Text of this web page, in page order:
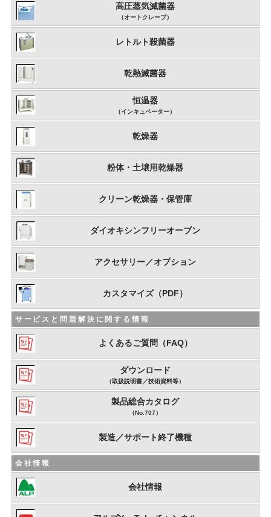
高圧蒸気滅菌器
（オートクレーブ）
レトルト殺菌器
乾熱滅菌器
恒温器
（インキュベーター）
乾燥器
粉体・土壌用乾燥器
クリーン乾燥器・保管庫
ダイオキシンフリーオーブン
アクセサリー／オプション
カスタマイズ（PDF）
サービスと問題解決に関する情報
よくあるご質問（FAQ）
ダウンロード
（取扱説明書／技術資料等）
製品総合カタログ
（No.707）
製造／サポート終了機種
会社情報
会社情報